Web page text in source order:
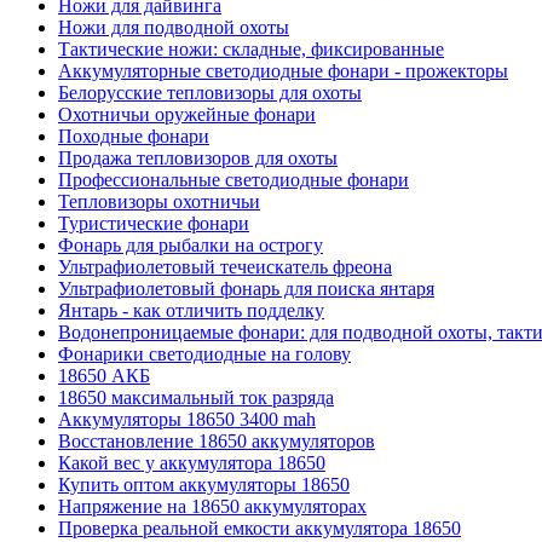
Ножи для дайвинга
Ножи для подводной охоты
Тактические ножи: складные, фиксированные
Аккумуляторные светодиодные фонари - прожекторы
Белорусские тепловизоры для охоты
Охотничьи оружейные фонари
Походные фонари
Продажа тепловизоров для охоты
Профессиональные светодиодные фонари
Тепловизоры охотничьи
Туристические фонари
Фонарь для рыбалки на острогу
Ультрафиолетовый течеискатель фреона
Ультрафиолетовый фонарь для поиска янтаря
Янтарь - как отличить подделку
Водонепроницаемые фонари: для подводной охоты,
Фонарики светодиодные на голову
18650 АКБ
18650 максимальный ток разряда
Аккумуляторы 18650 3400 mah
Восстановление 18650 аккумуляторов
Какой вес у аккумулятора 18650
Купить оптом аккумуляторы 18650
Напряжение на 18650 аккумуляторах
Проверка реальной емкости аккумулятора 18650